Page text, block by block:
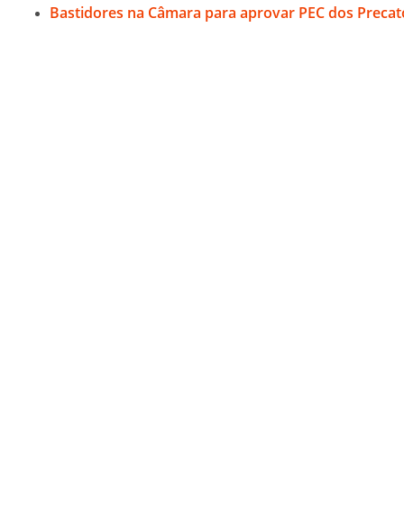
Bastidores na Câmara para aprovar PEC dos